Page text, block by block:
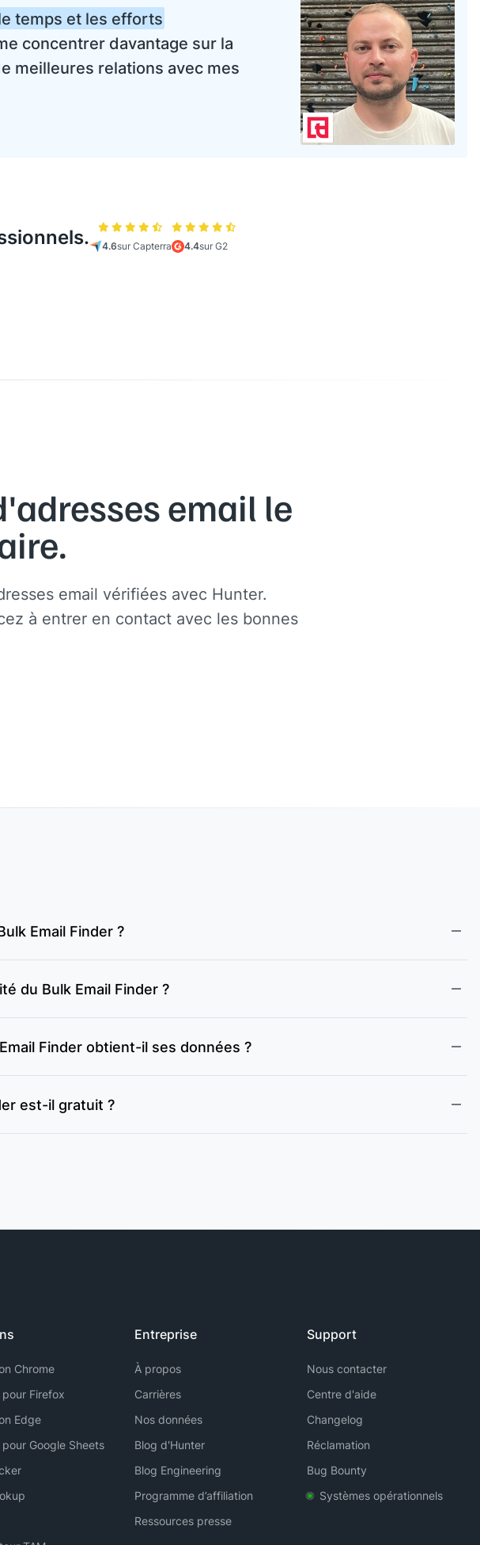
temps et les efforts
concentrer davantage sur la
meilleures relations avec mes
4.6sur Capterra 4.4sur G2
email le
email vérifiées avec Hunter.
à entrer en contact avec les bonnes
Email Finder ?
du Bulk Email Finder ?
Finder obtient-il ses données ?
est-il gratuit ?
Chrome
Firefox
Edge
Google Sheets
Entreprise
À propos
Carrières
Nos données
Blog d'Hunter
Blog Engineering
Programme d’affiliation
Ressources presse
Support
Nous contacter
Centre d'aide
Changelog
Réclamation
Bug Bounty
Systèmes opérationnels